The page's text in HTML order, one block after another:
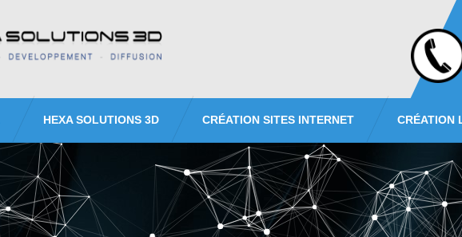
HEXA SOLUTIONS 3D CRÉATION SITES INTERNET CRÉATION